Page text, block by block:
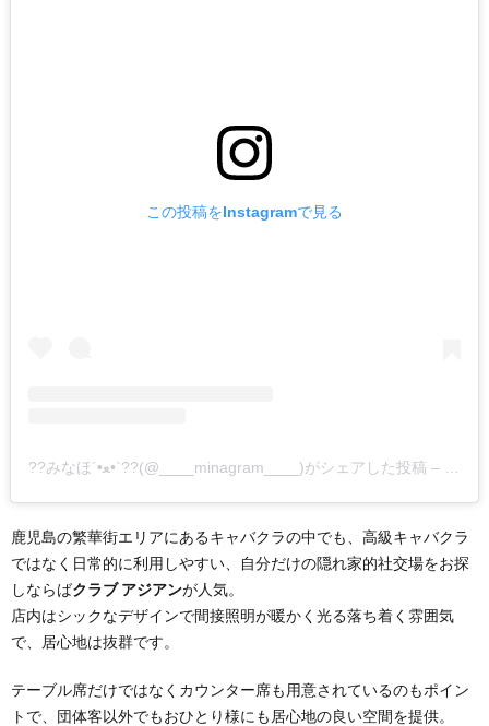
この投稿をInstagramで見る
??みなほ‎´•ﻌ•`??(@____minagram____)がシェアした投稿 –
鹿児島の繁華街エリアにあるキャバクラの中でも、高級キャバクラ
ではなく日常的に利用しやすい、自分だけの隠れ家的社交場をお探
しならばクラブ アジアンが人気。
店内はシックなデザインで間接照明が暖かく光る落ち着く雰囲気
で、居心地は抜群です。
テーブル席だけではなくカウンター席も用意されているのもポイン
トで、団体客以外でもおひとり様にも居心地の良い空間を提供。